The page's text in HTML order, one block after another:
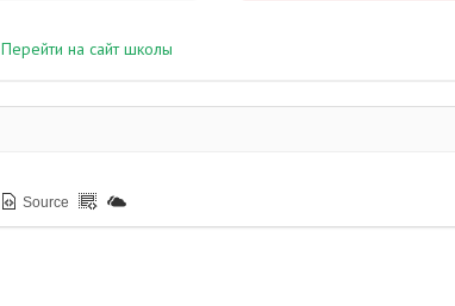
Перейти на сайт школы
Source